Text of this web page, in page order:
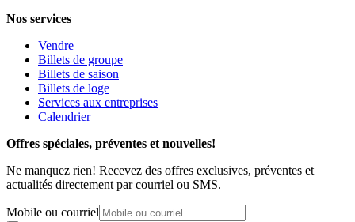
Nos services
Vendre
Billets de groupe
Billets de saison
Billets de loge
Services aux entreprises
Calendrier
Offres spéciales, préventes et nouvelles!
Ne manquez rien! Recevez des offres exclusives, préventes et
actualités directement par courriel ou SMS.
Mobile ou courriel